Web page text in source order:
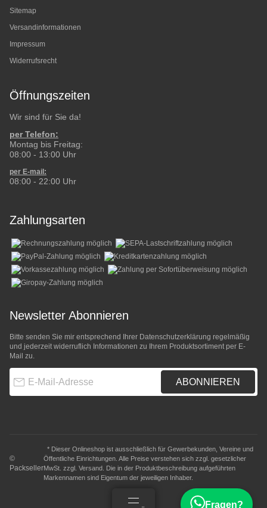
Sitemap
Versandinformationen
Impressum
Widerrufsrecht
Öffnungszeiten
Wir sind für Sie da!
per Telefon:
Montag bis Freitag:
08:00 - 13:00 Uhr
per E-mail:
08:00 - 22:00 Uhr
Zahlungsarten
Newsletter Abonnieren
Bitte senden Sie mir entsprechend Ihrer Datenschutzerklärung regelmäßig
und jederzeit widerruflich Informationen zu Ihrem Produktsortiment per E-
Mail zu.
ABONNIEREN
©
Packseller
* Dieser Onlineshop ist ausschließlich für Gewerbekunden, Vereine und
Öffentliche Einrichtungen. Alle Preise verstehen sich zzgl. gesetzlicher
MwSt. zzgl. Versand . Die in der Produktbeschreibung aufgeführten
Markennamen sind Eigentum der jeweiligen Inhaber.
Fragen?